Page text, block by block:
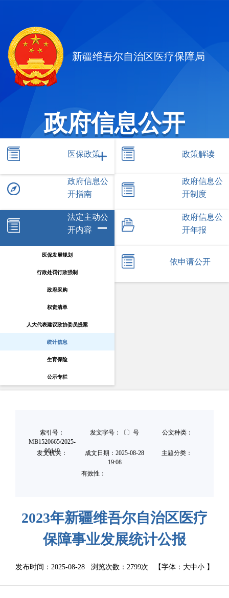
新疆维吾尔自治区医疗保障局
政府信息公开
医保政策 政策解读
政府信息公
开指南
政府信息公
开制度
法定主动公
开内容
医保发展规划
行政处罚行政强制
政府采购
权责清单
人大代表建议政协委员提案
统计信息
生育保险
公示专栏
政府信息公
开年报
依申请公开
索引号：
MB1520665/2025-
00149
发文字号：〔〕号 公文种类：
发文机关： 成文日期： 2025-08-28
19:08
主题分类：
有效性：
2023年新疆维吾尔自治区医疗
保障事业发展统计公报
发布时间：2025-08-28 浏览次数： 2799次 【字体： 大中小 】